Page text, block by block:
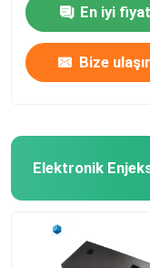
En iyi fiyat
Bize
Elektronik